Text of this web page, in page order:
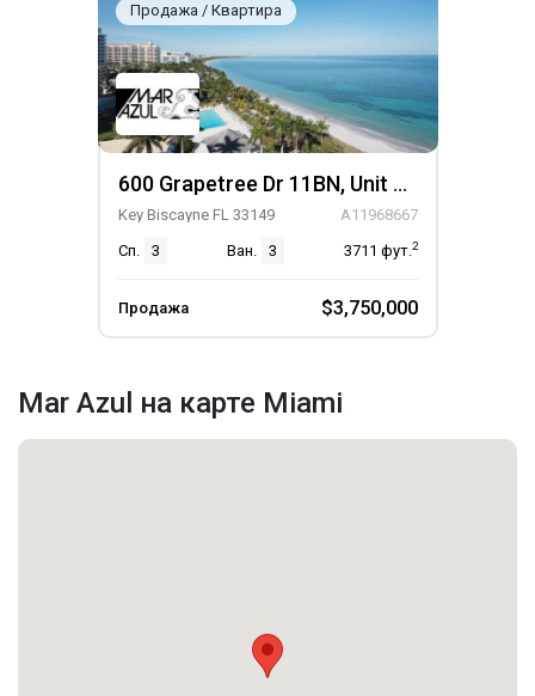
Продажа / Квартира
600 Grapetree Dr 11BN, Unit 11BN
Key Biscayne FL 33149
A11968667
Сп.
3 Ван. 3 3711 фут.2
Продажа $3,750,000
Mar Azul на карте Miami